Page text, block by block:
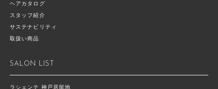
ヘアカタログ
スタッフ紹介
サステナビリティ
取扱い商品
SALON LIST
ラシェンテ 神戸居留地